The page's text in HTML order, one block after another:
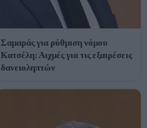
Σαμαράς για ρύθμιση νόμου
Κατσέλη: Αιχμές για τις εξαιρέσεις
δανειοληπτών